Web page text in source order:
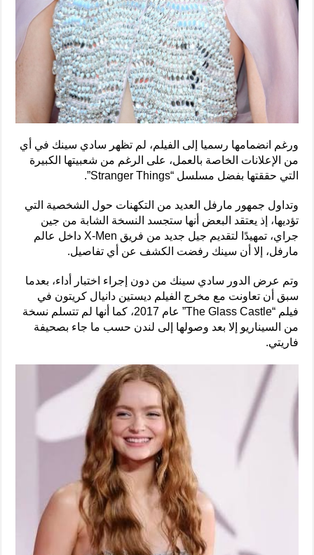
ورغم انضمامها رسميا إلى الفيلم، لم تظهر سادي سينك في أي
من الإعلانات الخاصة بالعمل، على الرغم من شعبيتها الكبيرة
التي حققتها بفضل مسلسل “Stranger Things”.
وتداول جمهور مارفل العديد من التكهنات حول الشخصية التي
تؤديها، إذ يعتقد البعض أنها ستجسد النسخة الشابة من جين
جراي، تمهيدًا لتقديم جيل جديد من فريق X-Men داخل عالم
مارفل، إلا أن سينك رفضت الكشف عن أي تفاصيل.
وتم عرض الدور سادي سينك من دون إجراء اختبار أداء، بعدما
سبق أن تعاونت مع مخرج الفيلم ديستين دانيال كريتون في
فيلم “The Glass Castle” عام 2017، كما أنها لم تتسلم نسخة
من السيناريو إلا بعد وصولها إلى لندن حسب ما جاء بصحيفة
فاريتي.